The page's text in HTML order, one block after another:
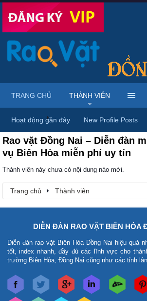
Trang chủ Thành viên
Rao vặt Đồng Nai – Diễn đàn
vụ Biên Hòa miễn phí uy tín
Thành viên này chưa có nội dung nào mới.
Trang chủ Thành viên
TRANG CHỦ THÀNH VIÊN
Hoạt động gần đây New Profile Posts
DIỄN ĐÀN RAO VẶT BIÊN HÒA
Diễn đàn rao vặt Biên Hòa Đồng Nai hiệu quả
tốt, index nhanh, đầy đủ các lĩnh vực cho
trường Biên Hòa, Đồng Nai cũng như các tỉnh